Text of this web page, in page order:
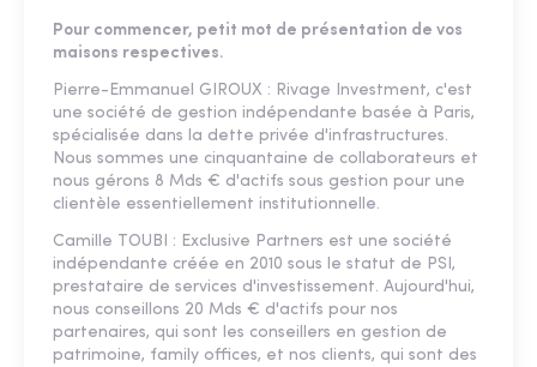
Pour commencer, petit mot de présentation de vos
maisons respectives.
Pierre-Emmanuel GIROUX : Rivage Investment, c'est
une société de gestion indépendante basée à Paris,
spécialisée dans la dette privée d'infrastructures.
Nous sommes une cinquantaine de collaborateurs et
nous gérons 8 Mds € d'actifs sous gestion pour une
clientèle essentiellement institutionnelle.
Camille TOUBI : Exclusive Partners est une société
indépendante créée en 2010 sous le statut de PSI,
prestataire de services d'investissement. Aujourd'hui,
nous conseillons 20 Mds € d'actifs pour nos
partenaires, qui sont les conseillers en gestion de
patrimoine, family offices, et nos clients, qui sont des